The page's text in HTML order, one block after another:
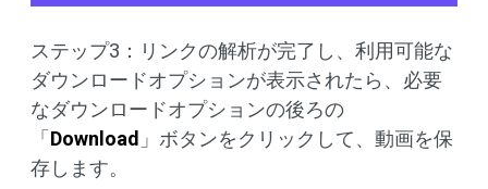
ステップ3：リンクの解析が完了し、利用可能な
ダウンロードオプションが表示されたら、必要
なダウンロードオプションの後ろの
「 Download 」ボタンをクリックして、動画を保
存します。